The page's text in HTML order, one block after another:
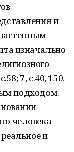
и
изначально
7, с.40, 150,
подходом.
человека
и